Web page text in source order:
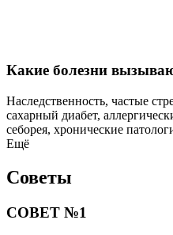
Какие болезни
Наследственность, частые
сахарный диабет,
себорея, хронические
Ещё
Советы
СОВЕТ №1